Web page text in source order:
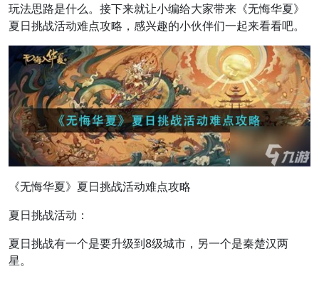
玩法思路是什么。接下来就让小编给大家带来《无悔华夏》
夏日挑战活动难点攻略，感兴趣的小伙伴们一起来看看吧。
《无悔华夏》夏日挑战活动难点攻略
夏日挑战活动：
夏日挑战有一个是要升级到8级城市，另一个是秦楚汉两
星。